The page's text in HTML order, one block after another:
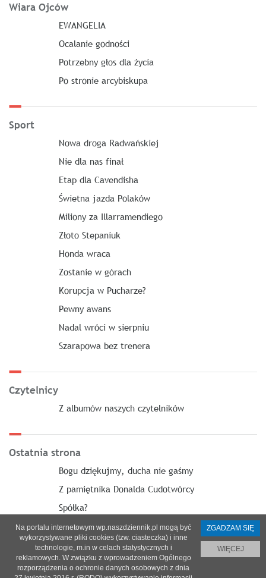
Wiara Ojców
EWANGELIA
Ocalanie godności
Potrzebny głos dla życia
Po stronie arcybiskupa
Sport
Nowa droga Radwańskiej
Nie dla nas finał
Etap dla Cavendisha
Świetna jazda Polaków
Miliony za Illarramendiego
Złoto Stepaniuk
Honda wraca
Zostanie w górach
Korupcja w Pucharze?
Pewny awans
Nadal wróci w sierpniu
Szarapowa bez trenera
Czytelnicy
Z albumów naszych czytelników
Ostatnia strona
Bogu dziękujmy, ducha nie gaśmy
Z pamiętnika Donalda Cudotwórcy
Spółka?
O nas| Reklama|Prenumerata|
Na portalu internetowym wp.naszdziennik.pl mogą być
wykorzystywane pliki cookies (tzw. ciasteczka) i inne
technologie, m.in w celach statystycznych i
reklamowych. W związku z wprowadzeniem Ogólnego
rozporządzenia o ochronie danych osobowych z dnia
ZGADZAM SIĘ
WIĘCEJ